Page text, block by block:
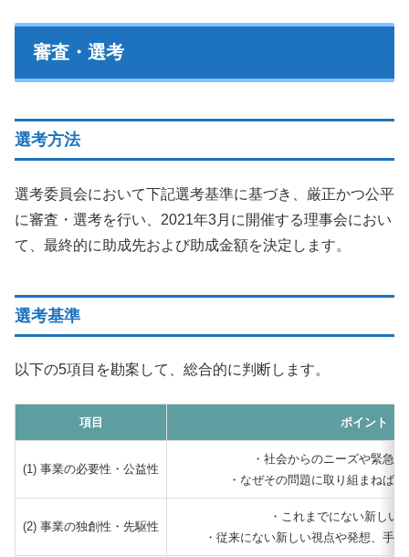
審査・選考
選考方法
選考委員会において下記選考基準に基づき、厳正かつ公平
に審査・選考を行い、2021年3月に開催する理事会におい
て、最終的に助成先および助成金額を決定します。
選考基準
以下の5項目を勘案して、総合的に判断します。
項目 ポイント
(1) 事業の必要性・公益性
・社会からのニーズや緊急
・なぜその問題に取り組まねば
(2) 事業の独創性・先駆性
・これまでにない新しい
・従来にない新しい視点や発想、手